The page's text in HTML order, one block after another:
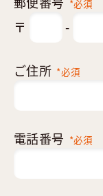
*必須
〒 -
ご住所 *必須
電話番号 *必須